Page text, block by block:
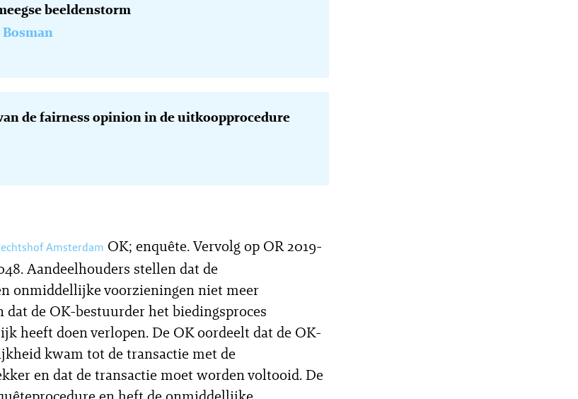
beeldenstorm
Bosman
de fairness opinion in de uitkoopprocedure
Amsterdam OK; enquête. Vervolg op OR 2019-
Aandeelhouders stellen dat de
onmiddellijke voorzieningen niet meer
de OK-bestuurder het biedingsproces
heeft doen verlopen. De OK oordeelt dat de OK-
kwam tot de transactie met de
en dat de transactie moet worden voltooid. De